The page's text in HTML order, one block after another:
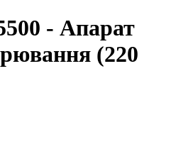
- Апарат
(220